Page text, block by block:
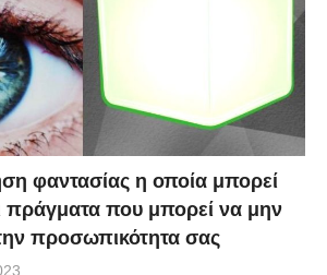
φαντασίας η οποία μπορεί
πράγματα που μπορεί να μην
προσωπικότητα σας